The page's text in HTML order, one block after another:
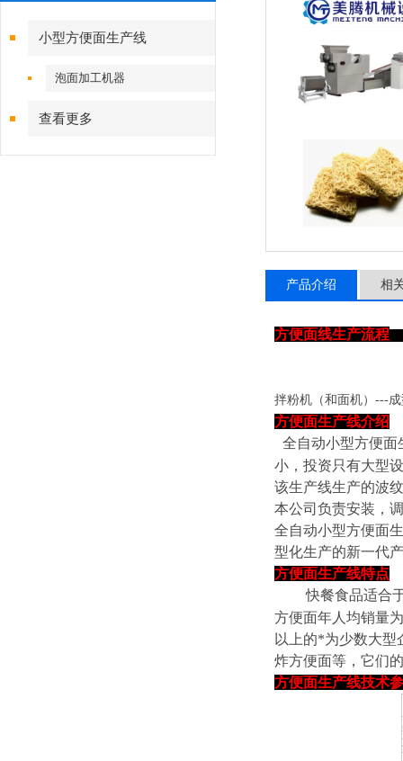
小型方便面生产线
泡面加工机器
查看更多
产品介绍 相
方便面线生产流程
拌粉机（和面机） ---
方便面生产线介绍
全自动小型方便面
小，投资只有大型
该生产线生产的波
本公司负责安装，
全自动小型方便面
型化生产的新一代
方便面生产线特点
快餐食品适合于
方便面年人均销量
以上的*为少数大型
炸方便面等，它们
方便面生产线技术